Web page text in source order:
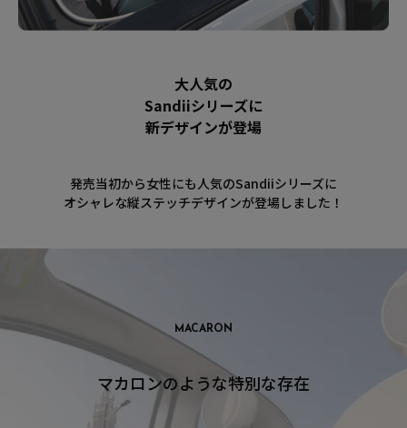
大人気の
Sandiiシリーズに
新デザインが登場
発売当初から女性にも人気のSandiiシリーズに
オシャレな縦ステッチデザインが登場しました！
MACARON
マカロンのような特別な存在